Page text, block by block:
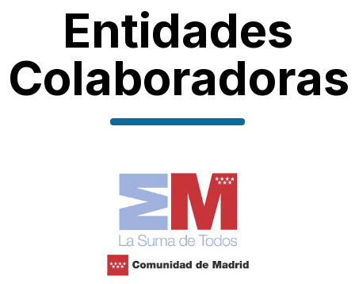
Entidades
Colaboradoras